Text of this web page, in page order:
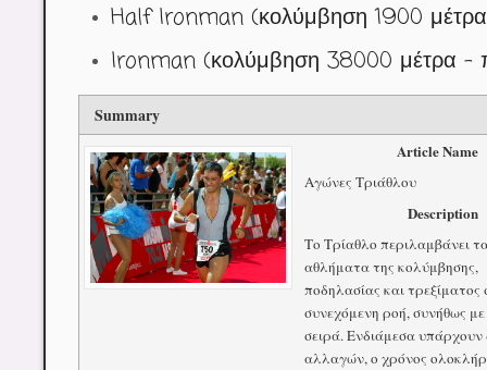
Half Ironman (κολύμβηση 1900 μέτρα
Ironman (κολύμβηση 38000 μέτρα –
Summary
Article Name
Αγώνες Τριάθλου
Description
Το Τρίαθλο περιλαμβάνει
αθλήματα της κολύμβησης,
ποδηλασίας και τρεξίματος
συνεχόμενη ροή, συνήθως
σειρά. Ενδιάμεσα υπάρχουν
αλλαγών, ο χρόνος